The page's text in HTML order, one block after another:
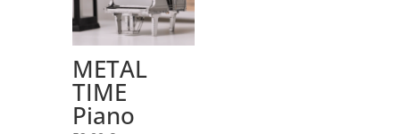
METAL
TIME
Piano